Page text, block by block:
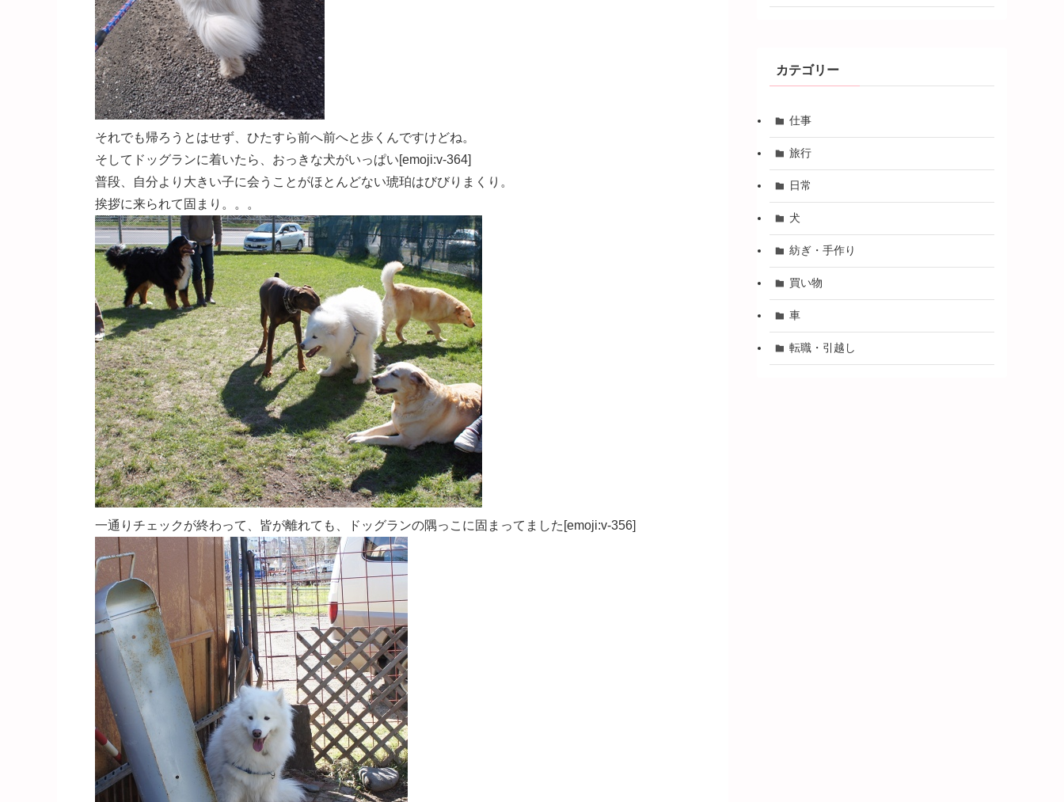
それでも帰ろうとはせず、ひたすら前へ前へと歩くんですけどね。
そしてドッグランに着いたら、おっきな犬がいっぱい[emoji:v-364]
普段、自分より大きい子に会うことがほとんどない琥珀はびびりまくり。
挨拶に来られて固まり。。。
一通りチェックが終わって、皆が離れても、ドッグランの隅っこに固まってました[emoji:v-356]
カテゴリー
仕事
旅行
日常
犬
紡ぎ・手作り
買い物
車
転職・引越し